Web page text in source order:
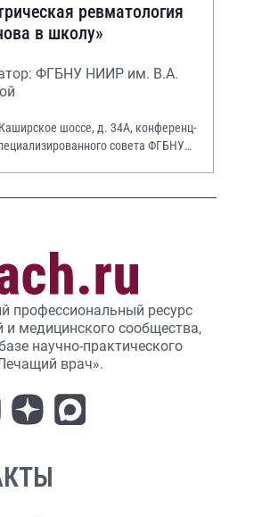
ревматология
в школу»
ФГБНУ НИИР им. В.А.
шоссе, д. 34А, конференц-
совета ФГБНУ
профессиональный ресурс
и медицинского сообщества,
научно-практического
врач».